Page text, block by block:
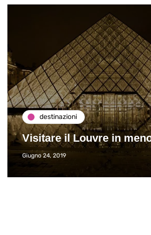
destinazioni
Visitare il Louvre in
Giugno 24, 2019